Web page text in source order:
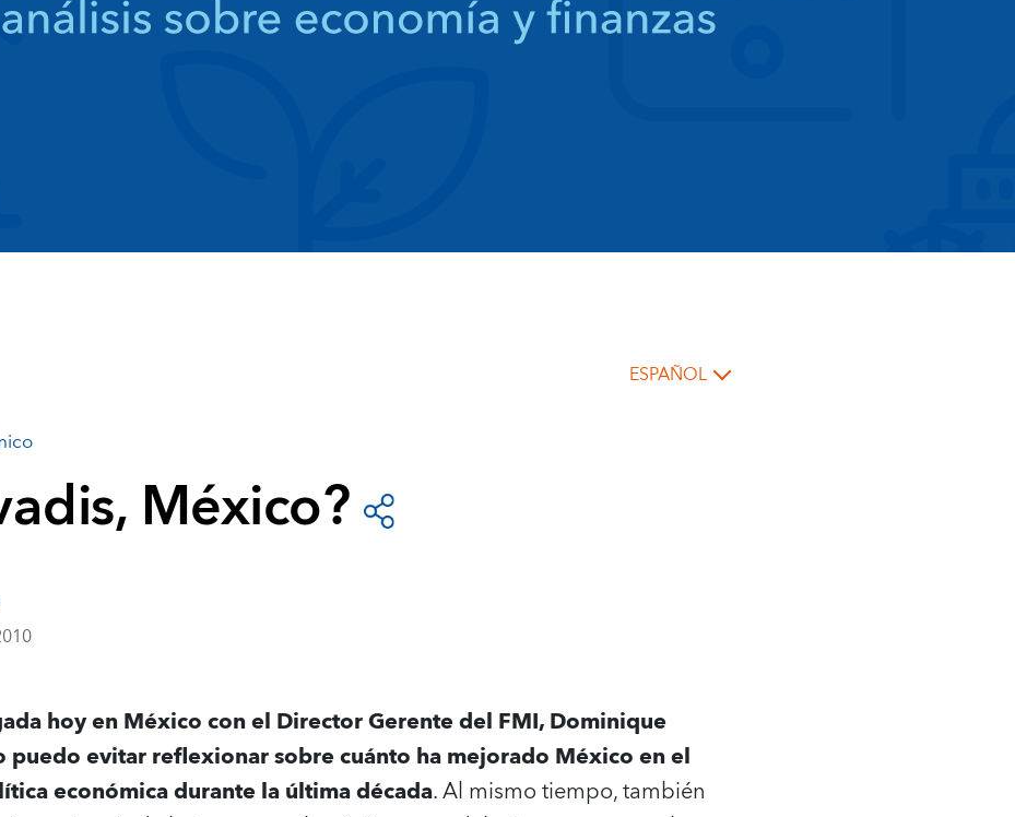
ESPAÑOL
México?
hoy en México con el Director Gerente del FMI, Dominique
puedo evitar reflexionar sobre cuánto ha mejorado México en el
económica durante la última década. Al mismo tiempo, también